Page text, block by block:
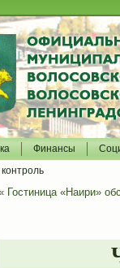
Финансы
Гостиница «Наири»